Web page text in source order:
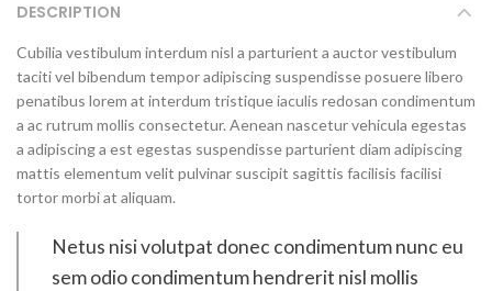
DESCRIPTION
Cubilia vestibulum interdum nisl a parturient a auctor vestibulum
taciti vel bibendum tempor adipiscing suspendisse posuere libero
penatibus lorem at interdum tristique iaculis redosan condimentum
a ac rutrum mollis consectetur. Aenean nascetur vehicula egestas
a adipiscing a est egestas suspendisse parturient diam adipiscing
mattis elementum velit pulvinar suscipit sagittis facilisis facilisi
tortor morbi at aliquam.
Netus nisi volutpat donec condimentum nunc eu
sem odio condimentum hendrerit nisl mollis